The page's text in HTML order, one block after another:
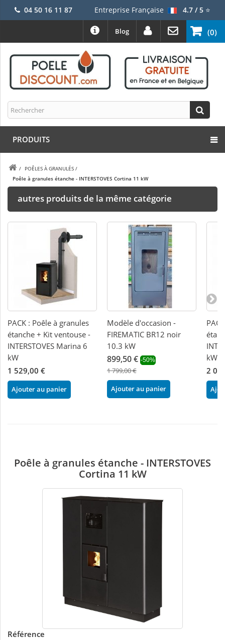
04 50 16 11 87 Entreprise Française 4.7 / 5⭐
(0)
Blog
PRODUITS
/ POÊLES À GRANULÉS /
Poêle à granules étanche - INTERSTOVES Cortina 11 kW
autres produits de la même catégorie
PACK : Poêle à granules
étanche + Kit ventouse -
INTERSTOVES Marina 6
kW
1 529,00 €
Ajouter au panier
Modèle d'occasion -
FIREMATIC BR12 noir
10.3 kW
899,50 € -50%
1 799,00 €
Ajouter au panier
kW
2
Poêle à granules étanche - INTERSTOVES
Cortina 11 kW
Référence